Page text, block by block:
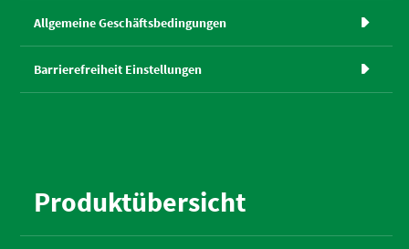
Allgemeine Geschäftsbedingungen 
Barrierefreiheit Einstellungen 
Produktübersicht